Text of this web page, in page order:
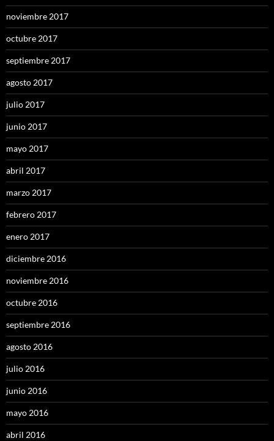
noviembre 2017
octubre 2017
septiembre 2017
agosto 2017
julio 2017
junio 2017
mayo 2017
abril 2017
marzo 2017
febrero 2017
enero 2017
diciembre 2016
noviembre 2016
octubre 2016
septiembre 2016
agosto 2016
julio 2016
junio 2016
mayo 2016
abril 2016